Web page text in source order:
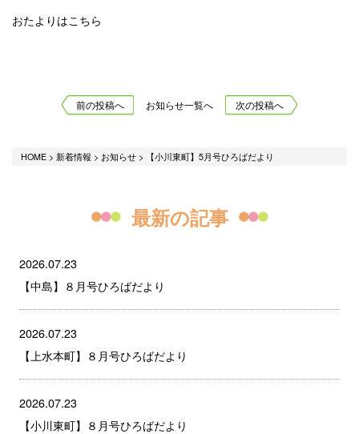
おたよりはこちら
前の投稿へ お知らせ一覧へ 次の投稿へ
HOME> 新着情報 > お知らせ> 【小川東町】5月号ひろばだより
最新の記事
2026.07.23
【中島】８月号ひろばだより
2026.07.23
【上水本町】８月号ひろばだより
2026.07.23
【小川東町】８月号ひろばだより